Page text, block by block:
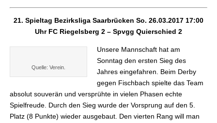
21. Spieltag Bezirksliga Saarbrücken So. 26.03.2017 17:00
Uhr FC Riegelsberg 2 – Spvgg Quierschied 2
Quelle: Verein.
Unsere Mannschaft hat am
Sonntag den ersten Sieg des
Jahres eingefahren. Beim Derby
gegen Fischbach spielte das Team
absolut souverän und versprühte in vielen Phasen echte
Spielfreude. Durch den Sieg wurde der Vorsprung auf den 5.
Platz (8 Punkte) wieder ausgebaut. Den vierten Rang will man